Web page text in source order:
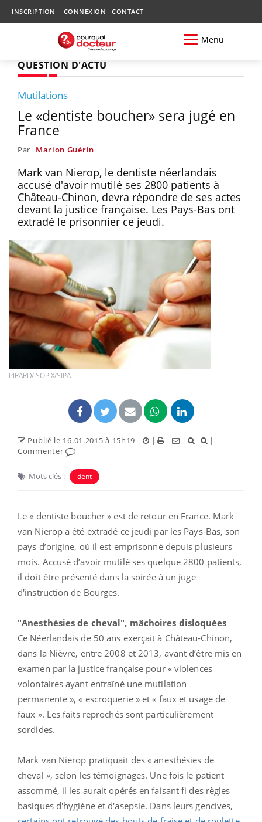
INSCRIPTION CONNEXION CONTACT
Menu
QUESTION D'ACTU
Mutilations
Le «dentiste boucher» sera jugé en
France
Par Marion Guérin
Mark van Nierop, le dentiste néerlandais
accusé d'avoir mutilé ses 2800 patients à
Château-Chinon, devra répondre de ses actes
devant la justice française. Les Pays-Bas ont
extradé le prisonnier ce jeudi.
PIRARD/ISOPIX/SIPA
Publié le 16.01.2015 à 15h19 | | | |
|
Commenter
Mots clés : dent
Le « dentiste boucher » est de retour en France. Mark
van Nierop a été extradé ce jeudi par les Pays-Bas, son
pays d’origine, où il est emprisonné depuis plusieurs
mois. Accusé d’avoir mutilé ses quelque 2800 patients,
il doit être présenté dans la soirée à un juge
d'instruction de Bourges.
"Anesthésies de cheval", mâchoires disloquées
Ce Néerlandais de 50 ans exerçait à Château-Chinon,
dans la Nièvre, entre 2008 et 2013, avant d’être mis en
examen par la justice française pour « violences
volontaires ayant entraîné une mutilation
permanente », « escroquerie » et « faux et usage de
faux ». Les faits reprochés sont particulièrement
sordides.
Mark van Nierop pratiquait des « anesthésies de
cheval », selon les témoignages. Une fois le patient
assommé, il les aurait opérés en faisant fi des règles
basiques d'hygiène et d'asepsie. Dans leurs gencives,